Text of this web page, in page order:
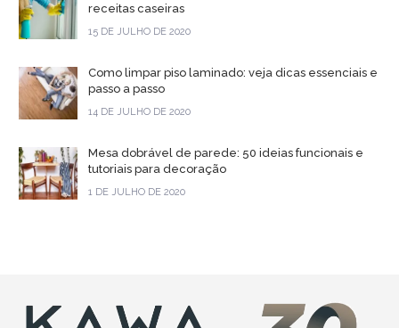
receitas caseiras
15 DE JULHO DE 2020
Como limpar piso laminado: veja dicas essenciais e
passo a passo
14 DE JULHO DE 2020
Mesa dobrável de parede: 50 ideias funcionais e
tutoriais para decoração
1 DE JULHO DE 2020